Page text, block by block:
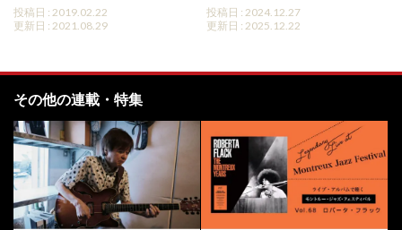
投稿日 : 2019.02.22
更新日 : 2021.08.29
投稿日 : 2024.12.27
更新日 : 2025.12.22
その他の連載・特集